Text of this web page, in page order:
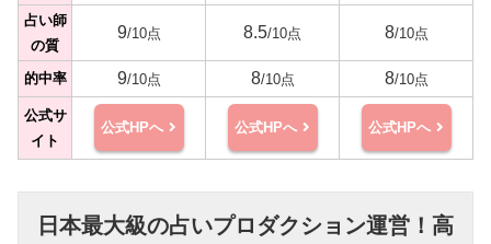
占い師
の質
9/10点 8.5/10点 8/10点
的中率 9/10点 8/10点 8/10点
公式サ
イト
公式HPへ 公式HPへ 公式HPへ
日本最大級の占いプロダクション運営！高